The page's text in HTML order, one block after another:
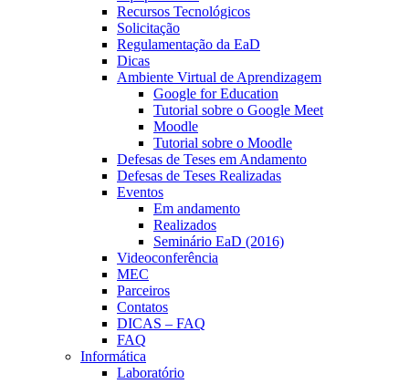
Recursos Tecnológicos
Solicitação
Regulamentação da EaD
Dicas
Ambiente Virtual de Aprendizagem
Google for Education
Tutorial sobre o Google Meet
Moodle
Tutorial sobre o Moodle
Defesas de Teses em Andamento
Defesas de Teses Realizadas
Eventos
Em andamento
Realizados
Seminário EaD (2016)
Videoconferência
MEC
Parceiros
Contatos
DICAS – FAQ
FAQ
Informática
Laboratório